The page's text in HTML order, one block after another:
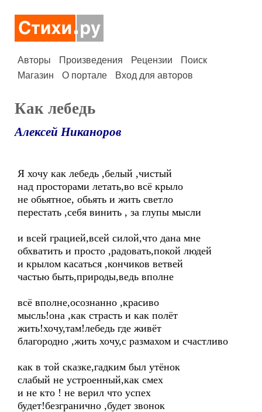
Авторы Произведения Рецензии
Поиск
Магазин
О портале Вход для авторов
Как лебедь
Алексей Никаноров
Я хочу как лебедь ,белый ,чистый
над просторами летать,во всё крыло
не обьятное, обьять и жить светло
перестать ,себя винить , за глупы мысли
и всей грацией,всей силой,что дана мне
обхватить и просто ,радовать,покой людей
и крылом касаться ,кончиков ветвей
частью быть,природы,ведь вполне
всё вполне,осознанно ,красиво
мысль!она ,как страсть и как полёт
жить!хочу,там!лебедь где живёт
благородно ,жить хочу,с размахом и счастливо
как в той сказке,гадким был утёнок
слабый не устроенный,как смех
и не кто ! не верил что успех
будет!безгранично ,будет звонок